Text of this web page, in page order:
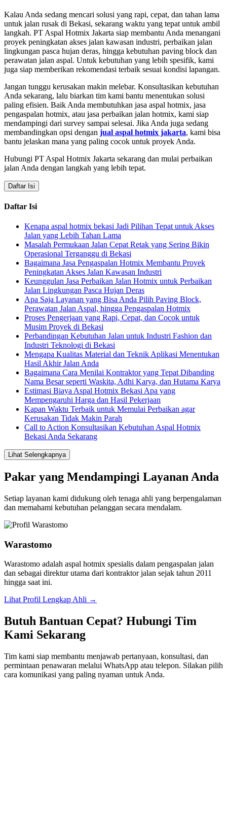
Kalau Anda sedang mencari solusi yang rapi, cepat, dan tahan lama
untuk jalan rusak di Bekasi, sekarang waktu yang tepat untuk ambil
langkah. PT Aspal Hotmix Jakarta siap membantu Anda menangani
proyek peningkatan akses jalan kawasan industri, perbaikan jalan
lingkungan pasca hujan deras, hingga kebutuhan paving block dan
perawatan jalan aspal. Untuk kebutuhan yang lebih spesifik, kami
juga siap memberikan rekomendasi terbaik sesuai kondisi lapangan.
Jangan tunggu kerusakan makin melebar. Konsultasikan kebutuhan
Anda sekarang, lalu biarkan tim kami bantu menentukan solusi
paling efisien. Baik Anda membutuhkan jasa aspal hotmix, jasa
pengaspalan hotmix, atau jasa perbaikan jalan hotmix, kami siap
mendampingi dari survey sampai selesai. Jika Anda juga sedang
membandingkan opsi dengan jual aspal hotmix jakarta, kami bisa
bantu jelaskan mana yang paling cocok untuk proyek Anda.
Hubungi PT Aspal Hotmix Jakarta sekarang dan mulai perbaikan
jalan Anda dengan langkah yang lebih tepat.
Daftar Isi
Daftar Isi
Kenapa aspal hotmix bekasi Jadi Pilihan Tepat untuk Akses
Jalan yang Lebih Tahan Lama
Masalah Permukaan Jalan Cepat Retak yang Sering Bikin
Operasional Terganggu di Bekasi
Bagaimana Jasa Pengaspalan Hotmix Membantu Proyek
Peningkatan Akses Jalan Kawasan Industri
Keunggulan Jasa Perbaikan Jalan Hotmix untuk Perbaikan
Jalan Lingkungan Pasca Hujan Deras
Apa Saja Layanan yang Bisa Anda Pilih Paving Block,
Perawatan Jalan Aspal, hingga Pengaspalan Hotmix
Proses Pengerjaan yang Rapi, Cepat, dan Cocok untuk
Musim Proyek di Bekasi
Perbandingan Kebutuhan Jalan untuk Industri Fashion dan
Industri Teknologi di Bekasi
Mengapa Kualitas Material dan Teknik Aplikasi Menentukan
Hasil Akhir Jalan Anda
Bagaimana Cara Menilai Kontraktor yang Tepat Dibanding
Nama Besar seperti Waskita, Adhi Karya, dan Hutama Karya
Estimasi Biaya Aspal Hotmix Bekasi Apa yang
Mempengaruhi Harga dan Hasil Pekerjaan
Kapan Waktu Terbaik untuk Memulai Perbaikan agar
Kerusakan Tidak Makin Parah
Call to Action Konsultasikan Kebutuhan Aspal Hotmix
Bekasi Anda Sekarang
Lihat Selengkapnya
Pakar yang Mendampingi Layanan Anda
Setiap layanan kami didukung oleh tenaga ahli yang berpengalaman
dan memahami kebutuhan pelanggan secara mendalam.
Warastomo
Warastomo adalah aspal hotmix spesialis dalam pengaspalan jalan
dan sebagai direktur utama dari kontraktor jalan sejak tahun 2011
hingga saat ini.
Lihat Profil Lengkap Ahli →
Butuh Bantuan Cepat? Hubungi Tim
Kami Sekarang
Tim kami siap membantu menjawab pertanyaan, konsultasi, dan
permintaan penawaran melalui WhatsApp atau telepon. Silakan pilih
cara komunikasi yang paling nyaman untuk Anda.